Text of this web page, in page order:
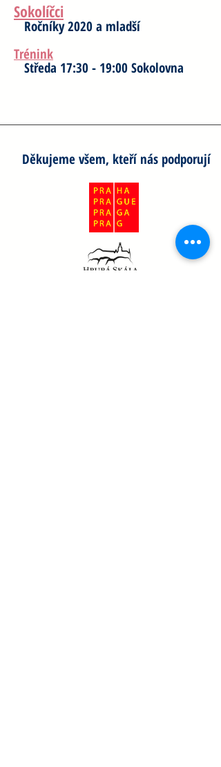
Sokolíčci
Ročníky 2020 a mladší
Trénink
Středa 17:30 - 19:00 Sokolovna
Děkujeme všem, kteří nás podporují